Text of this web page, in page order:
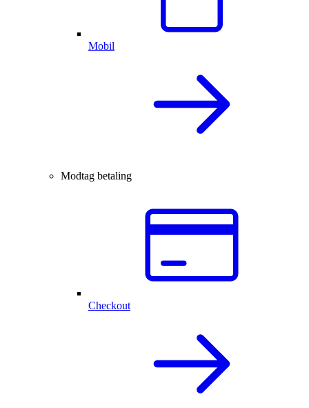
Mobil
Modtag betaling
Checkout